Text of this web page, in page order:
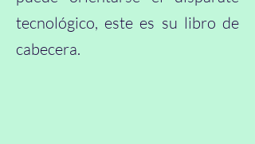
tecnológico, este es su libro de
cabecera.